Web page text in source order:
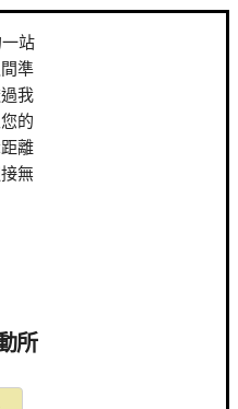
站
準
我
的
離
無
所